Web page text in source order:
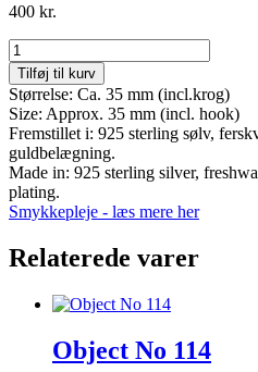
400 kr.
Object
No
162
antal
Tilføj til kurv
Størrelse: Ca. 35 mm (incl.krog)
Size: Approx. 35 mm (incl. hook)
Fremstillet i: 925 sterling sølv,
guldbelægning.
Made in: 925 sterling silver,
plating.
Smykkepleje - læs mere her
Relaterede varer
Object No 114